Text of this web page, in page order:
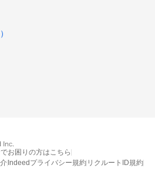
お困りの方はこちら
Indeedプライバシー規約 リクルートID規約